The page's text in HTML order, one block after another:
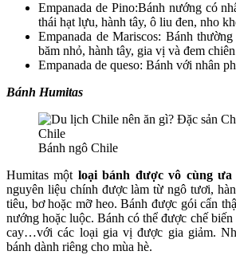
Empanada de Pino:Bánh nướng có
thái hạt lựu, hành tây, ô liu đen, nho
Empanada de Mariscos: Bánh
băm nhỏ, hành tây, gia vị và đem
Empanada de queso: Bánh với nhân
Bánh Humitas
Bánh ngô Chile
Humitas một loại bánh được vô cùng
nguyên liệu chính được làm từ ngô tươi,
tiêu, bơ hoặc mỡ heo. Bánh được gói cẩn
nướng hoặc luộc. Bánh có thể được chế biến
cay…với các loại gia vị được gia giảm.
bánh dành riêng cho mùa hè.